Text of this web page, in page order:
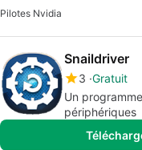
Pilotes Nvidia
Snaildriver
3 Gratuit
Un
périphériques